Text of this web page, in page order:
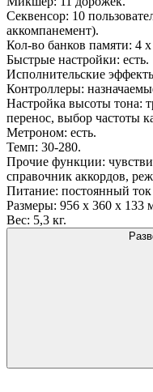
Секвенсор: 10
аккомпанемент).
Кол-во банков памяти: 4 x
Быстрые настройки: есть.
Исполнительские
Контроллеры:
Настройка высоты тона:
перенос, выбор частоты
Метроном: есть.
Темп: 30-280.
Прочие функции:
справочник аккордов,
Питание: постоянный
Размеры: 956 x 360 x 133
Вес: 5,3 кг.